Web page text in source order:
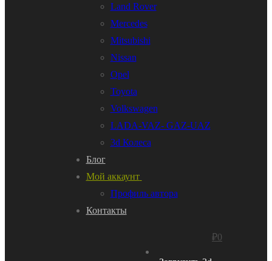
Land Rover
Mercedes
Mitsubishi
Nissan
Opel
Toyota
Volkswagen
LADA-VAZ- GAZ-UAZ
3d Колеса
Блог
Мой аккаунт
Профиль автора
Контакты
₽0